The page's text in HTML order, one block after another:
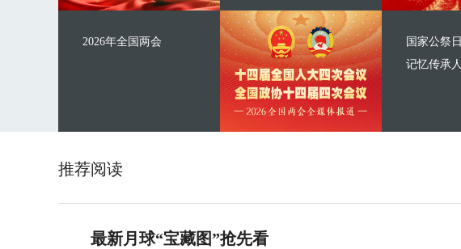
2026年全国两会
国家公祭
记忆传承人
推荐阅读
最新月球“宝藏图”抢先看